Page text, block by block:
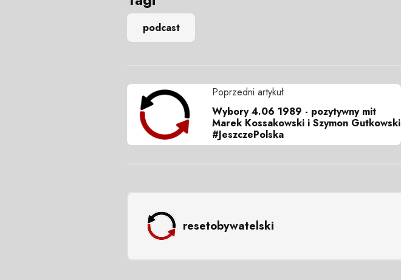
podcast
Poprzedni artykuł
Wybory 4.06 1989 - pozytywny mit
Marek Kossakowski i Szymon Gutkowski
#JeszczePolska
resetobywatelski